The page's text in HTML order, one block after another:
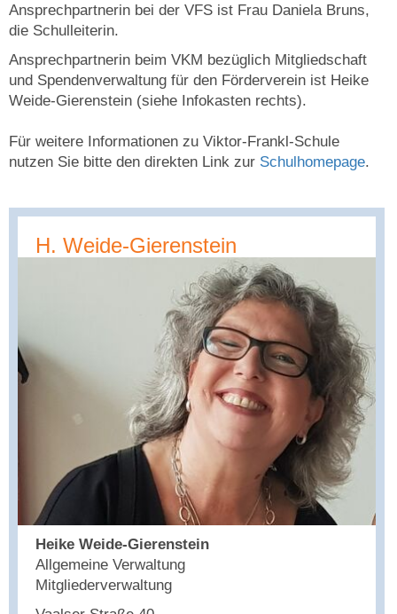
Ansprechpartnerin bei der VFS ist Frau Daniela Bruns,
die Schulleiterin.
Ansprechpartnerin beim VKM bezüglich Mitgliedschaft
und Spendenverwaltung für den Förderverein ist Heike
Weide-Gierenstein (siehe Infokasten rechts).
Für weitere Informationen zu Viktor-Frankl-Schule
nutzen Sie bitte den direkten Link zur Schulhomepage.
H. Weide-Gierenstein
Heike Weide-Gierenstein
Allgemeine Verwaltung
Mitgliederverwaltung